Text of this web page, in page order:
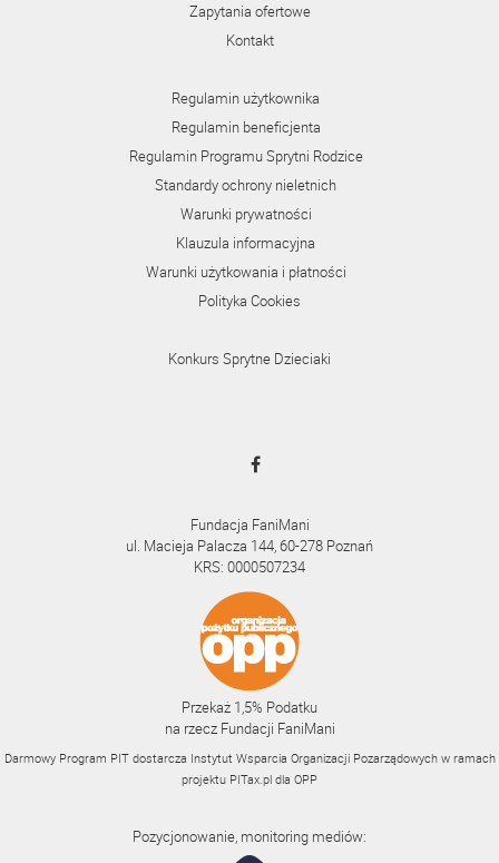
Zapytania ofertowe
Kontakt
Regulamin użytkownika
Regulamin beneficjenta
Regulamin Programu Sprytni Rodzice
Standardy ochrony nieletnich
Warunki prywatności
Klauzula informacyjna
Warunki użytkowania i płatności
Polityka Cookies
Konkurs Sprytne Dzieciaki
Fundacja FaniMani
ul. Macieja Palacza 144, 60-278 Poznań
KRS: 0000507234
Przekaż 1,5% Podatku
na rzecz Fundacji FaniMani
Darmowy Program PIT dostarcza Instytut Wsparcia Organizacji Pozarządowych w ramach
projektu PITax.pl dla OPP
Pozycjonowanie, monitoring mediów: